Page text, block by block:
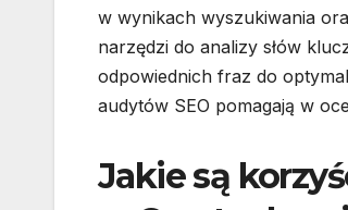
w wynikach wyszukiwania
narzędzi do analizy słów
odpowiednich fraz do
audytów SEO pomagają w
Jakie są